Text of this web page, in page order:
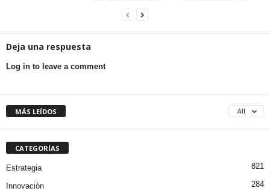
Deja una respuesta
Log in to leave a comment
MÁS LEÍDOS All
CATEGORÍAS
Estrategia 821
Innovación 284